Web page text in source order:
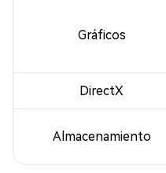
Gráficos
DirectX
Almacenamiento